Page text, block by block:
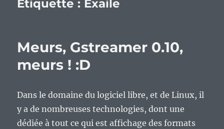
Étiquette : Exaile
Meurs, Gstreamer 0.10,
meurs ! :D
Dans le domaine du logiciel libre, et de Linux, il
y a de nombreuses technologies, dont une
dédiée à tout ce qui est affichage des formats